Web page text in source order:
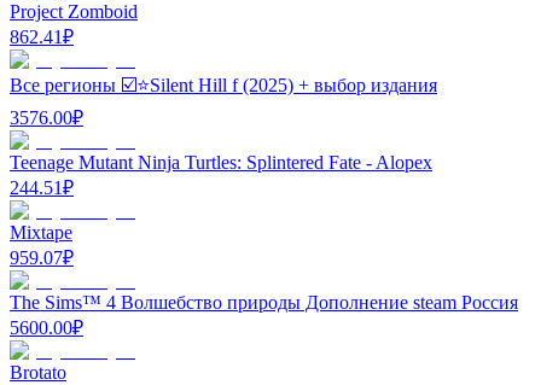
Project Zomboid
862.41₽
Все регионы ☑️⭐Silent Hill f (2025) + выбор издания
3576.00₽
Teenage Mutant Ninja Turtles: Splintered Fate - Alopex
244.51₽
Mixtape
959.07₽
The Sims™ 4 Волшебство природы Дополнение steam Роcсия
5600.00₽
Brotato